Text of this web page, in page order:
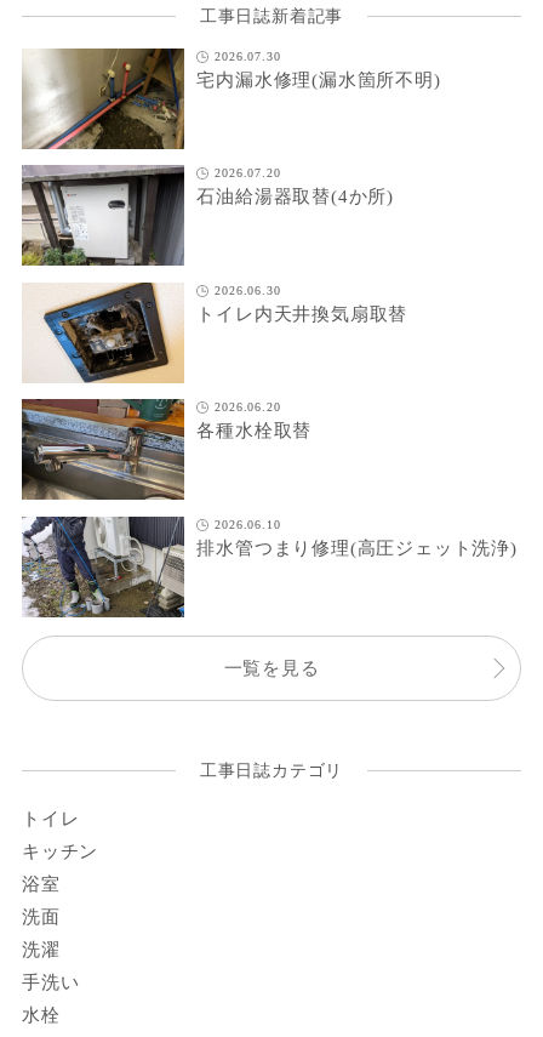
工事日誌新着記事
2026.07.30
宅内漏水修理(漏水箇所不明)
2026.07.20
石油給湯器取替(4か所)
2026.06.30
トイレ内天井換気扇取替
2026.06.20
各種水栓取替
2026.06.10
排水管つまり修理(高圧ジェット洗浄)
一覧を見る
工事日誌カテゴリ
トイレ
キッチン
浴室
洗面
洗濯
手洗い
水栓